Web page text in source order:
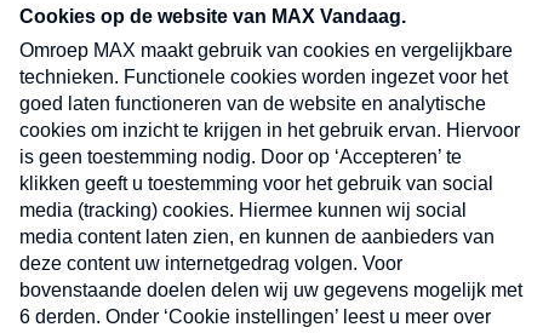
nieuwsbrief. Elke vrijdag- en dinsdagochtend in
uw mailbox.
Verzend